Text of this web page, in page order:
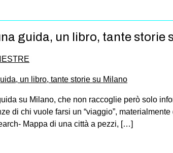
guida, un libro, tante storie
su Milano, che non raccoglie però solo
di chi vuole farsi un “viaggio”,
Mappa di una città a pezzi, […]